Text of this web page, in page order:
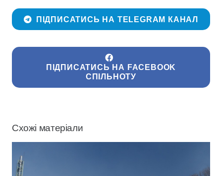
ПІДПИСАТИСЬ НА TELEGRAM КАНАЛ
ПІДПИСАТИСЬ НА FACEBOOK
СПІЛЬНОТУ
Схожі матеріали